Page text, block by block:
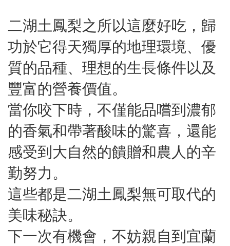
二湖土鳳梨之所以這麼好吃，歸
功於它得天獨厚的地理環境、優
質的品種、理想的生長條件以及
豐富的營養價值。
當你咬下時，不僅能品嚐到濃郁
的香氣和帶著酸味的驚喜，還能
感受到大自然的饋贈和農人的辛
勤努力。
這些都是二湖土鳳梨無可取代的
美味秘訣。
下一次有機會，不妨親自到宜蘭